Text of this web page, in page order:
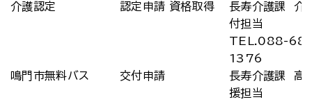
介護認定 認定申請 資格取得
長寿介護課 介
付担当
TEL.088-
1376
鳴門市無料バス
交付申請
長寿介護課 高
援担当